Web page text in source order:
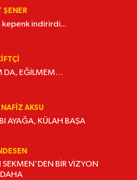
ŞENER
kepenk indirirdi...
DA, EĞİLMEM…
AKSU
AYAĞA, KÜLAH BAŞA
SEKMEN'DEN BİR VİZYON
DAHA